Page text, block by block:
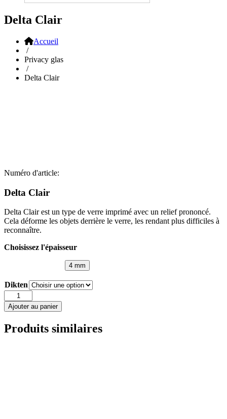
Delta Clair
Accueil
/
Privacy glas
/
Delta Clair
Numéro d'article:
Delta Clair
Delta Clair est un type de verre imprimé avec un relief prononcé.
Cela déforme les objets derrière le verre, les rendant plus difficiles à
reconnaître.
Choisissez l'épaisseur
4 mm
Dikten
quantité
de
Delta
Ajouter au panier
Produits similaires